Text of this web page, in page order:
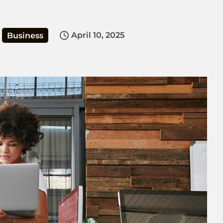
Business April 10, 2025